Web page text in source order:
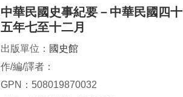
中華民國史事紀要－中華民國四十
五年七至十二月
出版單位： 國史館
作/編/譯者：
GPN：508019870032